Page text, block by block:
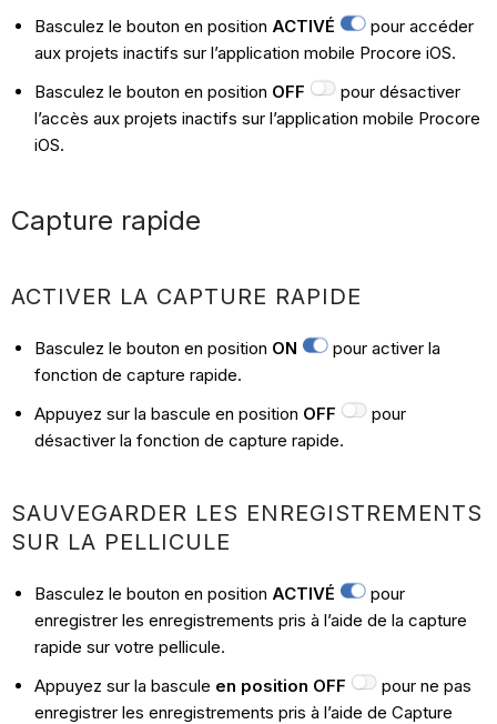
Basculez le bouton en position ACTIVÉ
pour accéder
aux projets inactifs sur l’application mobile Procore iOS.
Basculez le bouton en position OFF
pour désactiver
l’accès aux projets inactifs sur l’application mobile Procore
iOS.
Capture rapide
ACTIVER LA CAPTURE RAPIDE
Basculez le bouton en position ON
pour activer la
fonction de capture rapide.
Appuyez sur la bascule en position OFF
pour
désactiver la fonction de capture rapide.
SAUVEGARDER LES ENREGISTREMENTS
SUR LA PELLICULE
Basculez le bouton en position ACTIVÉ
pour
enregistrer les enregistrements pris à l’aide de la capture
rapide sur votre pellicule.
Appuyez sur la bascule en position OFF
pour ne pas
enregistrer les enregistrements pris à l’aide de Capture